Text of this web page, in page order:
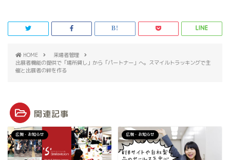
HOME
来場者管理
出展者機能の提供で「場所貸し」から「パートナー」へ。スマイルトラッキングで主
催と出展者の絆を作る
関連記事
広報・お知らせ 広報・お知らせ